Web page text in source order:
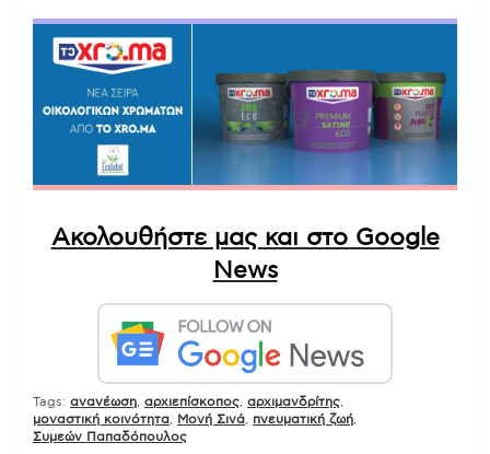
Ακολουθήστε μας και στο Google
News
Tags: ανανέωση αρχιεπίσκοπος αρχιμανδρίτης
μοναστική κοινότητα
Μονή Σινά πνευματική ζωή
Συμεών Παπαδόπουλος